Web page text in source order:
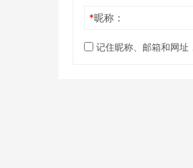
*昵称：
记住昵称、邮箱和网址